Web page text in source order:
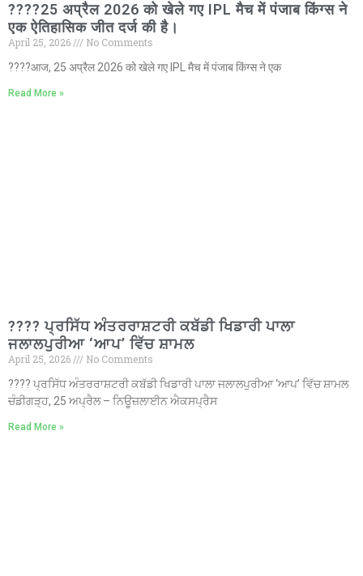
????25 अप्रैल 2026 को खेले गए IPL मैच में पंजाब किंग्स ने
एक ऐतिहासिक जीत दर्ज की है।
April 25, 2026
No Comments
????आज, 25 अप्रैल 2026 को खेले गए IPL मैच में पंजाब किंग्स ने एक
Read More »
???? ਪ੍ਰਸਿੱਧ ਅੰਤਰਰਾਸ਼ਟਰੀ ਕਬੱਡੀ ਖਿਡਾਰੀ ਪਾਲਾ
ਜਲਾਲਪੁਰੀਆ ‘ਆਪ’ ਵਿੱਚ ਸ਼ਾਮਲ
April 25, 2026
No Comments
???? ਪ੍ਰਸਿੱਧ ਅੰਤਰਰਾਸ਼ਟਰੀ ਕਬੱਡੀ ਖਿਡਾਰੀ ਪਾਲਾ ਜਲਾਲਪੁਰੀਆ ‘ਆਪ’ ਵਿੱਚ ਸ਼ਾਮਲ
ਚੰਡੀਗੜ੍ਹ, 25 ਅਪ੍ਰੈਲ – ਨਿਊਜ਼ਲਾਈਨ ਐਕਸਪ੍ਰੈਸ
Read More »